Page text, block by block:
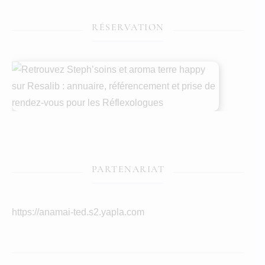
RÉSERVATION
PARTENARIAT
https://anamai-ted.s2.yapla.com